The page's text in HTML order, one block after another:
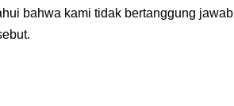
bahwa kami tidak bertanggung jawab